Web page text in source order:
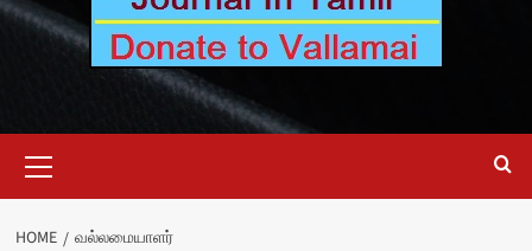
Menu
HOME வல்லமையாளர்